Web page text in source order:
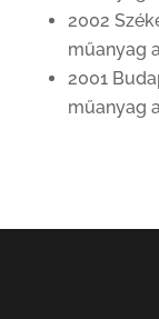
2002
műanyag
2001
műanyag